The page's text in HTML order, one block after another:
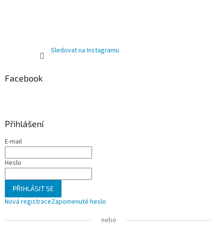
Sledovat na Instagramu
Facebook
Přihlášení
E-mail
Heslo
PŘIHLÁSIT SE
Nová registraceZapomenuté heslo
nebo